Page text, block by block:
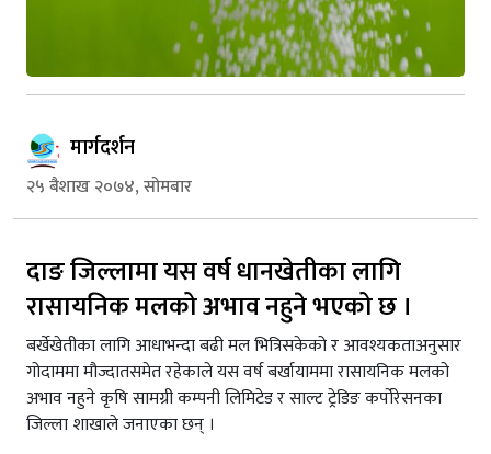
मार्गदर्शन
२५ बैशाख २०७४, सोमबार
दाङ जिल्लामा यस वर्ष धानखेतीका लागि
रासायनिक मलको अभाव नहुने भएको छ ।
बर्खेखेतीका लागि आधाभन्दा बढी मल भित्रिसकेको र आवश्यकताअनुसार
गोदाममा मौज्दातसमेत रहेकाले यस वर्ष बर्खायाममा रासायनिक मलको
अभाव नहुने कृषि सामग्री कम्पनी लिमिटेड र साल्ट ट्रेडिङ कर्पोरेसनका
जिल्ला शाखाले जनाएका छन् ।